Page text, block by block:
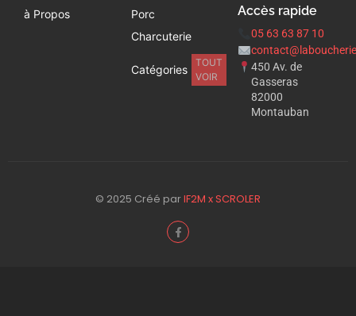
à Propos
Porc
Charcuterie
Catégories
TOUT
VOIR
Accès rapide
05 63 63 87 10
450 Av. de
Gasseras
82000
Montauban
© 2025 Créé parIF2M x SCROLER